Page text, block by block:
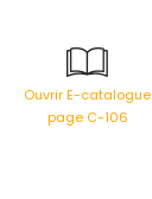
Ouvrir E-catalogue
page C-106